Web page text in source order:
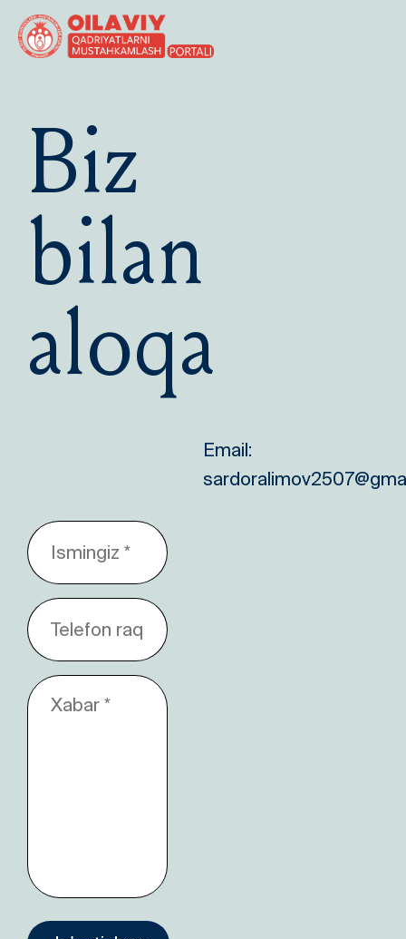
Biz
bilan
aloqa
Email: